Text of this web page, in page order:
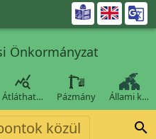

Önkormányzat

Átláthat… Pázmány Állami k…
közül 